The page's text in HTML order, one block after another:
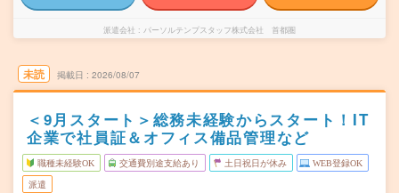
派遣会社 パーソルテンプスタッフ株式会社 首都圏
未読 掲載日 2026/08/07
＜9月スタート＞総務未経験からスタート！IT
企業で社員証＆オフィス備品管理など
職種未経験OK 交通費別途支給あり 土日祝日が休み WEB登録OK
派遣